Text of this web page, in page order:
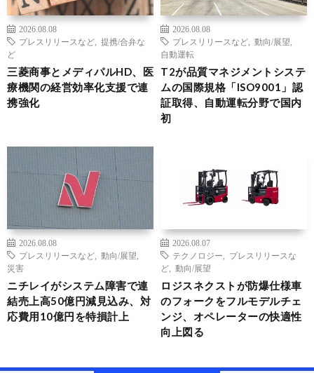
2026.08.08
プレスリリースなど
提携/合弁な
ど
三菱商事とメディパルHD、医
療機関の経営効率化支援で連
携強化
2026.08.08
プレスリリースなど
動向/展望
自動運転
T2が品質マネジメントシステ
ムの国際規格「ISO9001」認
証取得、自動運転分野で国内
初
2026.08.08
プレスリリースなど
動向/展望
災害
ニチレイがシステム障害で連
結売上高50億円減見込み、対
応費用10億円を特損計上
2026.08.07
テクノロジー
プレスリリースな
ど
動向/展望
ロジスネクストが防爆仕様車
のフォークをフルモデルチェ
ンジ、オペレーターの快適性
向上図る